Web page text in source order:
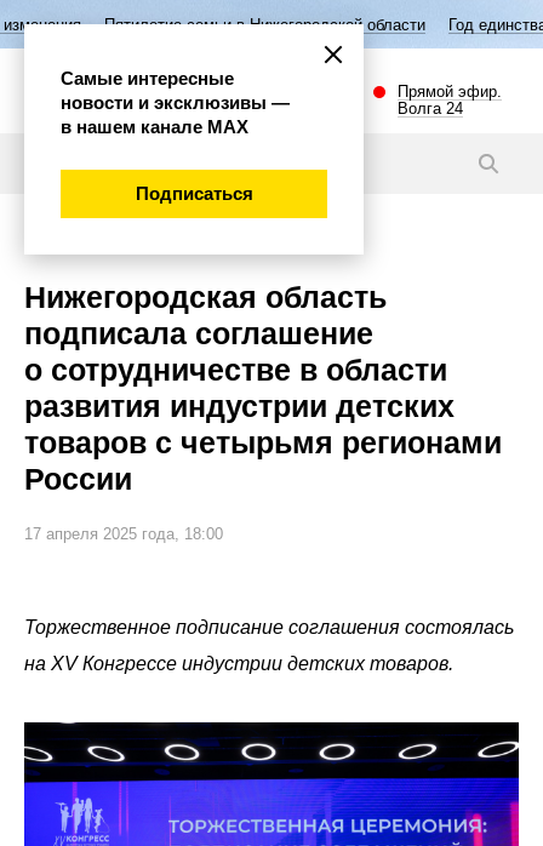
семьи в Нижегородской области Год единства народов России
Прямой эфир.
Волга 24
Нижегородская область
подписала соглашение
о сотрудничестве в области
развития индустрии детских
товаров с четырьмя регионами
России
17 апреля 2025 года, 18:00
Торжественное подписание соглашения состоялась
на XV Конгрессе индустрии детских товаров.
Самые интересные
новости и эксклюзивы —
в нашем канале МАХ
Подписаться